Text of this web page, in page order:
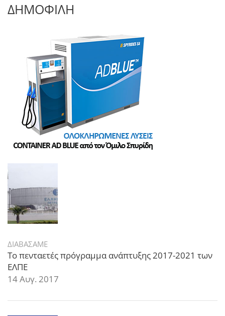
ΔΗΜΟΦΙΛΗ
ΔΙΑΒΑΣΑΜΕ
Το πενταετές πρόγραμμα ανάπτυξης 2017-2021 των
ΕΛΠΕ
14 Αυγ. 2017